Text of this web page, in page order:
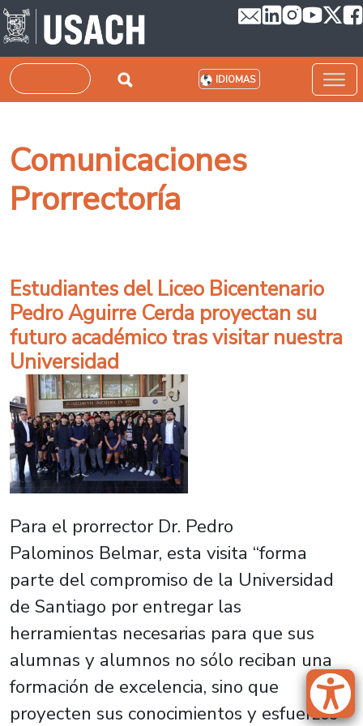
Pasar al contenido principal
Buscar IDIOMAS
Comunicaciones
Prorrectoría
Estudiantes del Liceo Bicentenario
Pedro Aguirre Cerda proyectan su
futuro académico tras visitar nuestra
Universidad
Para el prorrector Dr. Pedro
Palominos Belmar, esta visita “forma
parte del compromiso de la Universidad
de Santiago por entregar las
herramientas necesarias para que sus
alumnas y alumnos no sólo reciban una
formación de excelencia, sino que
proyecten sus conocimientos y esfuerzos